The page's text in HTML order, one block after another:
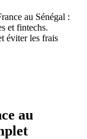
au Sénégal :
et fintechs.
éviter les frais
au